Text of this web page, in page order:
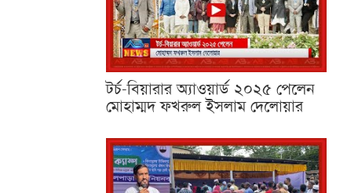
টর্চ-বিয়ারার অ্যাওয়ার্ড ২০২৫ পেলেন
মোহাম্মদ ফখরুল ইসলাম দেলোয়ার